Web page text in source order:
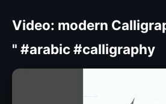
Video: modern
" #arabic #calligraphy